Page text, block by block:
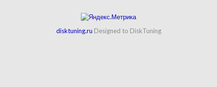
disktuning.ru Designed to DiskTuning